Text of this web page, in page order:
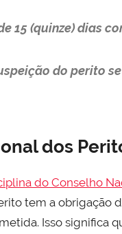
15 (quinze) dias
do perito
dos
do Conselho
tem a obrigação
Isso significa